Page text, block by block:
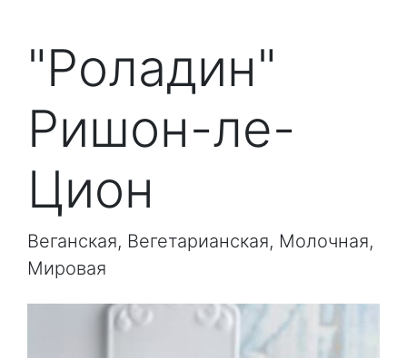
"Роладин"
Ришон-ле-
Цион
Веганская, Вегетарианская, Молочная,
Мировая